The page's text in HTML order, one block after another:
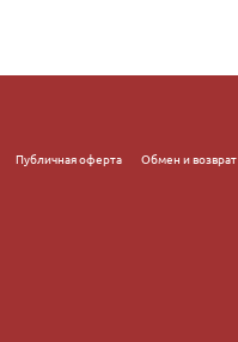
Публичная оферта Обмен и возврат